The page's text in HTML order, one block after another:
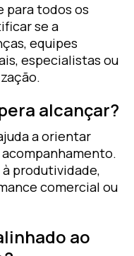
para todos os
se a
equipes
especialistas ou
alcançar?
a orientar
produtividade,
comercial ou
ao